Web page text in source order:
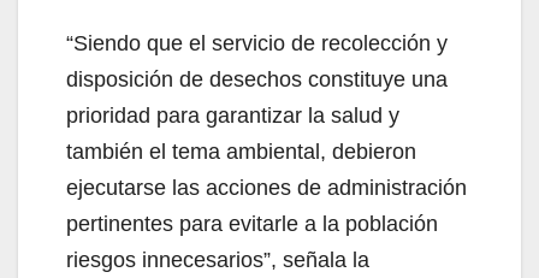
“Siendo que el servicio de recolección y
disposición de desechos constituye una
prioridad para garantizar la salud y
también el tema ambiental, debieron
ejecutarse las acciones de administración
pertinentes para evitarle a la población
riesgos innecesarios”, señala la